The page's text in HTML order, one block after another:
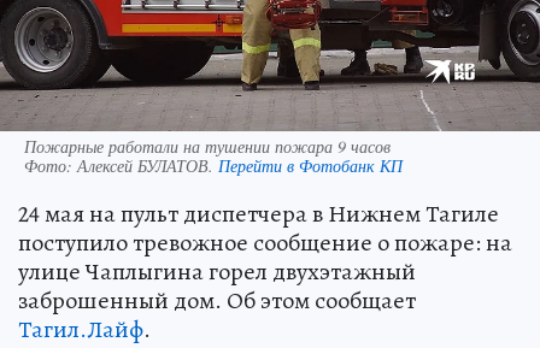
Пожарные работали на тушении пожара 9 часов
Фото:Алексей БУЛАТОВ. Перейти в Фотобанк КП
24 мая на пульт диспетчера в Нижнем Тагиле
поступило тревожное сообщение о пожаре: на
улице Чаплыгина горел двухэтажный
заброшенный дом. Об этом сообщает
Тагил.Лайф.